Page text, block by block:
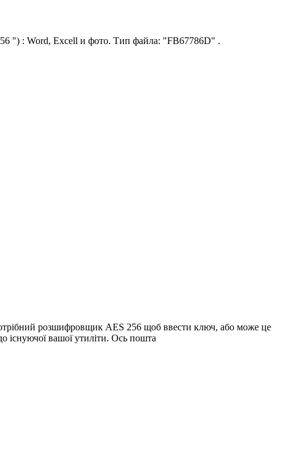
") : Word, Excell и фото. Тип файла: "FB67786D" .
розшифровщик AES 256 щоб ввести ключ, або може це
вашої утиліти. Ось пошта